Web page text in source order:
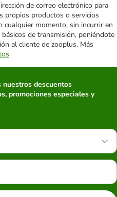
de correo electrónico para
propios productos o servicios
cualquier momento, sin incurrir en
de transmisión, poniéndote
al cliente de zooplus. Más
nuestros descuentos
promociones especiales y